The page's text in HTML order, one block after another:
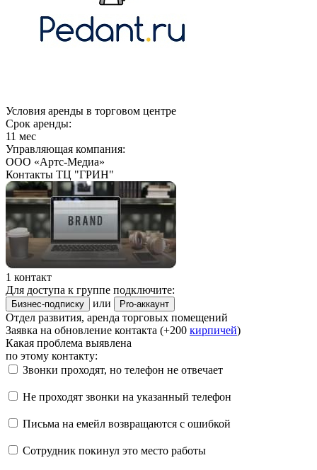
Условия аренды в торговом центре
Срок аренды:
11 мес
Управляющая компания:
ООО «Артс-Медиа»
Контакты ТЦ "ГРИН"
1 контакт
Для доступа к группе подключите:
Бизнес-подписку или Pro-аккаунт
Отдел развития, аренда торговых помещений
Заявка на обновление контакта (+200 кирпичей)
Какая проблема выявлена
по этому контакту:
Звонки проходят, но телефон не отвечает
Не проходят звонки на указанный телефон
Письма на емейл возвращаются с ошибкой
Сотрудник покинул это место работы